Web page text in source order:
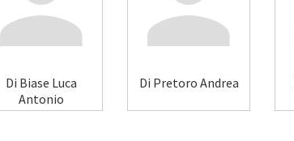
Di Biase Luca
Antonio
Di Pretoro Andrea